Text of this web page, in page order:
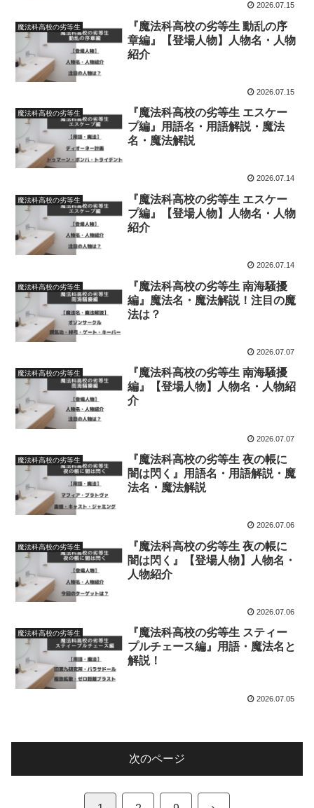
2026.07.15
魔法科高校の劣等生
『魔法科高校の劣等生 動乱の序
章編』【登場人物】人物名・人物
紹介
2026.07.15
魔法科高校の劣等生
『魔法科高校の劣等生 エスケー
プ編』用語名・用語解説・魔法
名・魔法解説
2026.07.14
魔法科高校の劣等生
『魔法科高校の劣等生 エスケー
プ編』【登場人物】人物名・人物
紹介
2026.07.14
魔法科高校の劣等生
『魔法科高校の劣等生 南海騒擾
編』魔法名・魔法解説！注目の魔
法は？
2026.07.07
魔法科高校の劣等生
『魔法科高校の劣等生 南海騒擾
編』【登場人物】人物名・人物紹
介
2026.07.07
魔法科高校の劣等生
『魔法科高校の劣等生 夜の帳に
闇は閃く』用語名・用語解説・魔
法名・魔法解説
2026.07.06
魔法科高校の劣等生
『魔法科高校の劣等生 夜の帳に
闇は閃く』【登場人物】人物名・
人物紹介
2026.07.06
魔法科高校の劣等生
『魔法科高校の劣等生 スティー
プルチェース編』用語・魔法名と
解説！
2026.07.05
次のページ